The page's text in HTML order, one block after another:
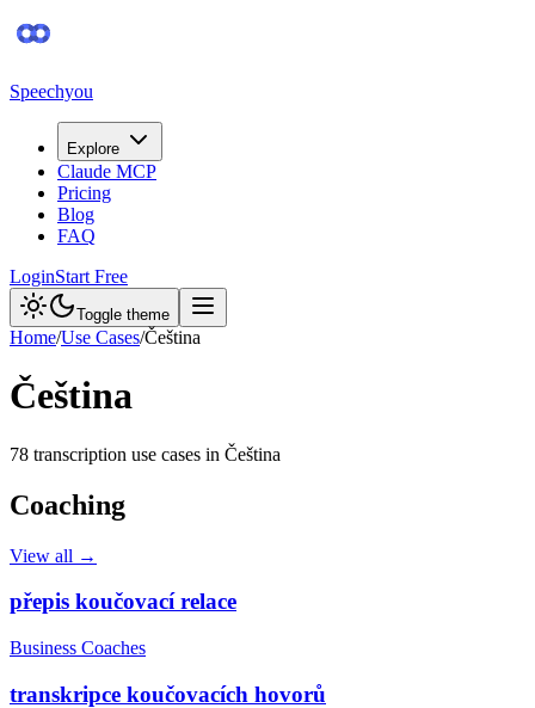
Speechyou
Explore
Claude MCP
Pricing
Blog
FAQ
LoginStart Free
Toggle theme
Home/Use Cases/Čeština
Čeština
78 transcription use cases in Čeština
Coaching
View all →
přepis koučovací relace
Business Coaches
transkripce koučovacích hovorů